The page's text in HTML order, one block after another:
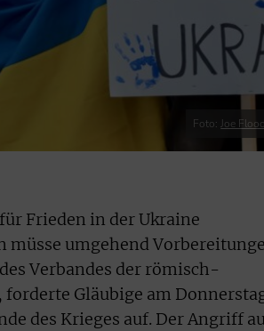
Foto:Joe Flood
Frieden in der Ukraine
umgehend
Verbandes der römisch-
Gläubige am
des Krieges auf. Der Angriff